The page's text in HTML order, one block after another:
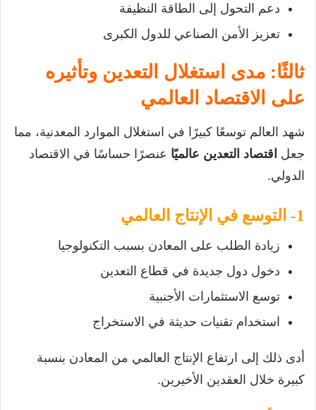
دعم التحول إلى الطاقة النظيفة
تعزيز الأمن الصناعي للدول الكبرى
ثالثًا: مدى استغلال التعدين وتأثيره
على الاقتصاد العالمي
شهد العالم توسعًا كبيرًا في استغلال الموارد المعدنية، مما
جعل اقتصاد التعدين عالميًا عنصرًا حساسًا في الاقتصاد
الدولي.
1- التوسع في الإنتاج العالمي
زيادة الطلب على المعادن بسبب التكنولوجيا
دخول دول جديدة في قطاع التعدين
توسع الاستثمارات الأجنبية
استخدام تقنيات حديثة في الاستخراج
أدى ذلك إلى ارتفاع الإنتاج العالمي من المعادن بنسبة
كبيرة خلال العقدين الأخيرين.